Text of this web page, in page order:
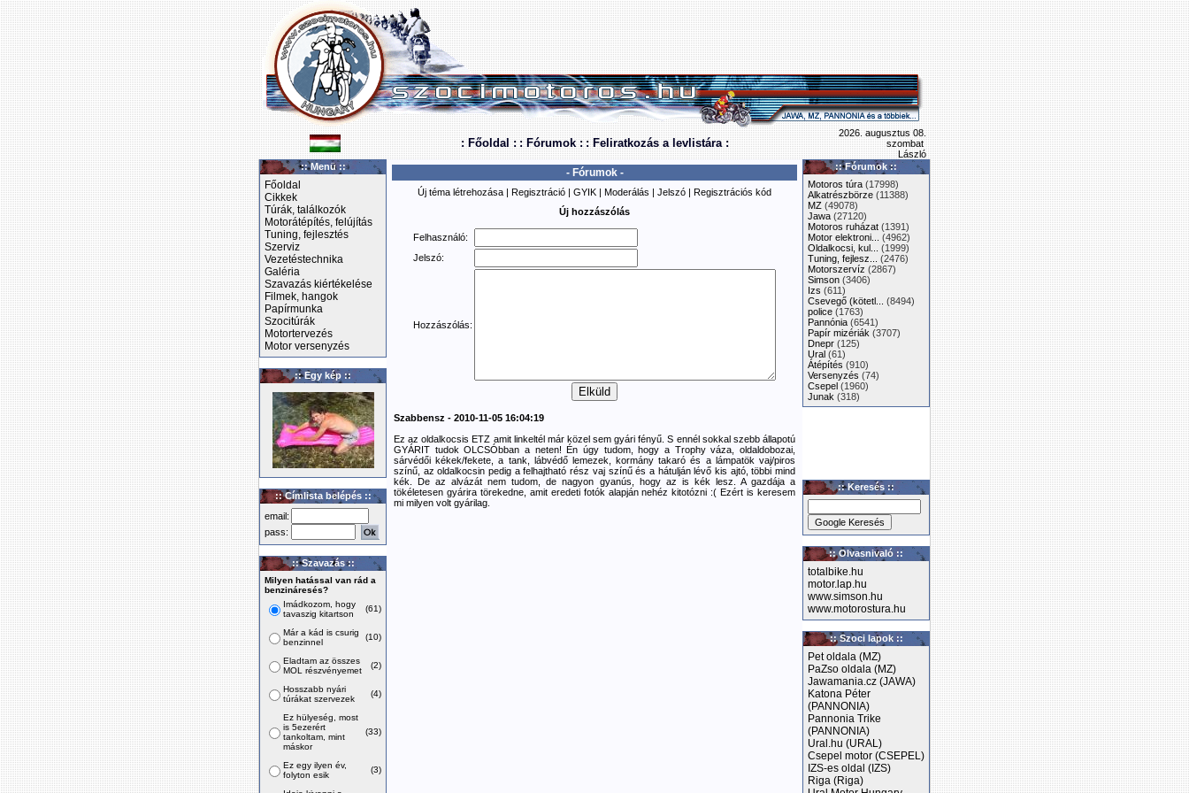
: Főoldal : : Fórumok : : Feliratkozás a levlistára :
2026. augusztus 08.
szombat
László
:: Menü ::
Főoldal
Cikkek
Túrák, találkozók
Motorátépítés, felújítás
Tuning, fejlesztés
Szerviz
Vezetéstechnika
Galéria
Szavazás kiértékelése
Filmek, hangok
Papírmunka
Szocitúrák
Motortervezés
Motor versenyzés
:: Egy kép ::
:: Címlista belépés ::
email:
pass:
:: Szavazás ::
Milyen hatással van rád a
benzináresés?
Imádkozom, hogy
tavaszig kitartson
(61)
Már a kád is csurig
benzinnel
(10)
Eladtam az összes
MOL részvényemet
(2)
Hosszabb nyári
túrákat szervezek
(4)
Ez hülyeség, most
is 5ezerért
tankoltam, mint
máskor
(33)
Ez egy ilyen év,
folyton esik
(3)
- Fórumok -
Új téma létrehozása | Regisztráció | GYIK | Moderálás | Jelszó | Regisztrációs kód
Új hozzászólás
Felhasználó:
Jelszó:
Hozzászólás:
Szabbensz - 2010-11-05 16:04:19
Ez az oldalkocsis ETZ amit linkeltél már közel sem gyári fényű. S ennél sokkal szebb állapotú
GYÁRIT tudok OLCSÓbban a neten! Én úgy tudom, hogy a Trophy váza, oldaldobozai,
sárvédői kékek/fekete, a tank, lábvédő lemezek, kormány takaró és a lámpatök vaj/piros
színű, az oldalkocsin pedig a felhajtható rész vaj színű és a hátulján lévő kis ajtó, többi mind
kék. De az alvázát nem tudom, de nagyon gyanús, hogy az is kék lesz. A gazdája a
tökéletesen gyárira törekedne, amit eredeti fotók alapján nehéz kitotózni :( Ezért is keresem
mi milyen volt gyárilag.
:: Fórumok ::
Motoros túra (17998)
Alkatrészbörze (11388)
MZ (49078)
Jawa (27120)
Motoros ruházat (1391)
Motor elektroni...
(4962)
Oldalkocsi, kul...
(1999)
Tuning, fejlesz...
(2476)
Motorszervíz (2867)
Simson (3406)
Izs (611)
Csevegő (kötetl...
(8494)
police (1763)
Pannónia (6541)
Papír mizériák (3707)
Dnepr (125)
Ural (61)
Átépítés (910)
Versenyzés (74)
Csepel (1960)
Junak (318)
:: Keresés ::
:: Olvasnivaló ::
totalbike.hu
motor.lap.hu
www.simson.hu
www.motorostura.hu
:: Szoci lapok ::
Pet oldala (MZ)
PaZso oldala (MZ)
Jawamania.cz (JAWA)
Katona Péter
(PANNONIA)
Pannonia Trike
(PANNONIA)
Ural.hu (URAL)
Csepel motor (CSEPEL)
IZS-es oldal (IZS)
Riga (Riga)